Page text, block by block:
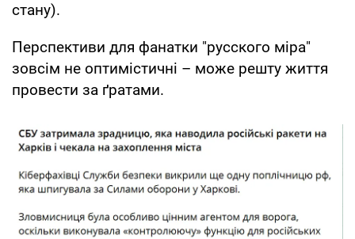
стану).
Перспективи для фанатки "русского міра"
зовсім не оптимістичні – може решту життя
провести за ґратами.